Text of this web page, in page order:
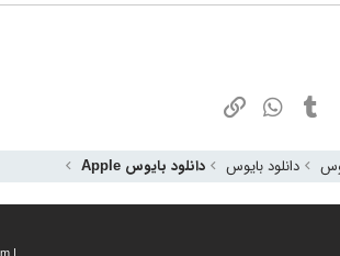
پینترستتامبلر واتسپ
دانلود بایوس دانلود بایوس Apple